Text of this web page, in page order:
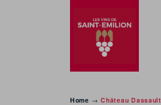
Home →Château Dassault